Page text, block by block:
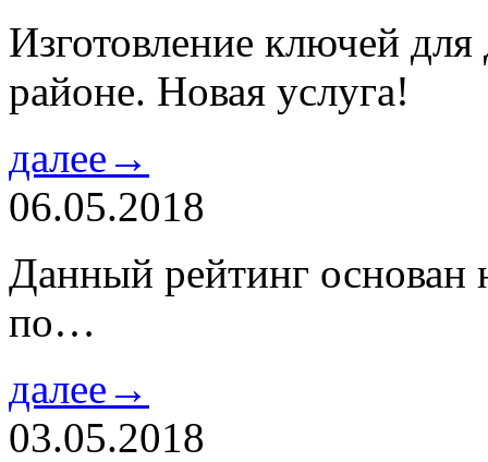
Изготовление ключей
районе. Новая услуга!
далее→
06.05.2018
Данный рейтинг основан
по…
далее→
03.05.2018